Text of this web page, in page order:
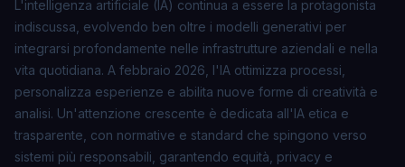
L'intelligenza artificiale (IA) continua a essere la protagonista
indiscussa, evolvendo ben oltre i modelli generativi per
integrarsi profondamente nelle infrastrutture aziendali e nella
vita quotidiana. A febbraio 2026, l'IA ottimizza processi,
personalizza esperienze e abilita nuove forme di creatività e
analisi. Un'attenzione crescente è dedicata all'IA etica e
trasparente, con normative e standard che spingono verso
sistemi più responsabili, garantendo equità, privacy e